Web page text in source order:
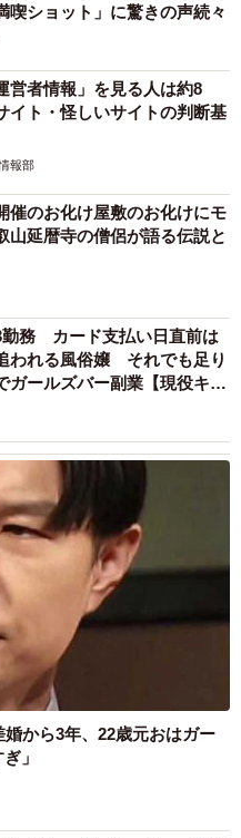
喫ショット」に驚きの声続々
営者情報」を見る人は約8
ト・怪しいサイトの判断基
報部
催のお化け屋敷のお化けにモ
延暦寺の僧侶が語る伝説と
勤務 カード支払い日直前は
われる風俗嬢 それでも足り
ガールズバー副業【現役キャ
から3年、22歳元おはガー
」